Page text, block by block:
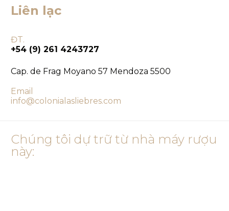
Liên lạc
ĐT.
+54 (9) 261 4243727
Cap. de Frag Moyano 57 Mendoza 5500
Email
info@colonialasliebres.com
Chúng tôi dự trữ từ nhà máy rượu
này: